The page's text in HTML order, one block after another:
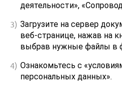
деятельности»,
Загрузите на сервер
веб-странице, нажав на
выбрав нужные файлы в
Ознакомьтесь с
персональных данных».